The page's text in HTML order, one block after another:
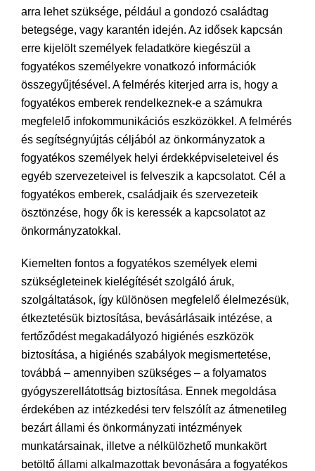
arra lehet szüksége, például a gondozó családtag
betegsége, vagy karantén idején. Az idősek kapcsán
erre kijelölt személyek feladatköre kiegészül a
fogyatékos személyekre vonatkozó információk
összegyűjtésével. A felmérés kiterjed arra is, hogy a
fogyatékos emberek rendelkeznek-e a számukra
megfelelő infokommunikációs eszközökkel. A felmérés
és segítségnyújtás céljából az önkormányzatok a
fogyatékos személyek helyi érdekképviseleteivel és
egyéb szervezeteivel is felveszik a kapcsolatot. Cél a
fogyatékos emberek, családjaik és szervezeteik
ösztönzése, hogy ők is keressék a kapcsolatot az
önkormányzatokkal.
Kiemelten fontos a fogyatékos személyek elemi
szükségleteinek kielégítését szolgáló áruk,
szolgáltatások, így különösen megfelelő élelmezésük,
étkeztetésük biztosítása, bevásárlásaik intézése, a
fertőződést megakadályozó higiénés eszközök
biztosítása, a higiénés szabályok megismertetése,
továbbá – amennyiben szükséges – a folyamatos
gyógyszerellátottság biztosítása. Ennek megoldása
érdekében az intézkedési terv felszólít az átmenetileg
bezárt állami és önkormányzati intézmények
munkatársainak, illetve a nélkülözhető munkakört
betöltő állami alkalmazottak bevonására a fogyatékos